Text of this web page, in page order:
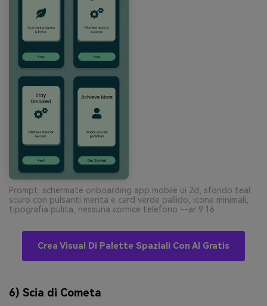
Prompt: schermate onboarding app mobile ui 2d, sfondo teal
scuro con pulsanti menta e card verde pallido, icone minimali,
tipografia pulita, nessuna cornice telefono --ar 9:16
Crea Visual Di Palette Spaziali Con AI Gratis
6) Scia di Cometa